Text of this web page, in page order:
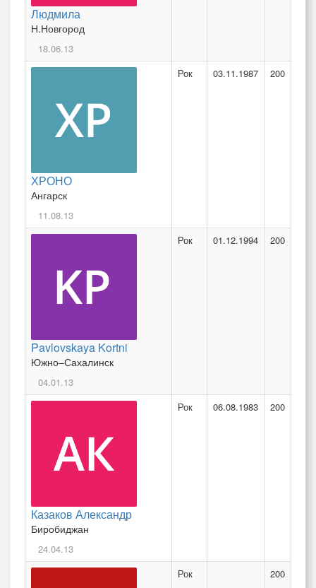
Людмила
Н.Новгород
18.06.13
ХРОНО
Ангарск
11.08.13
Рок 03.11.1987 200
Pavlovskaya Kortni
Южно–Сахалинск
04.01.13
Рок 01.12.1994 200
Казаков Александр
Биробиджан
24.04.13
Рок 06.08.1983 200
Рок 200